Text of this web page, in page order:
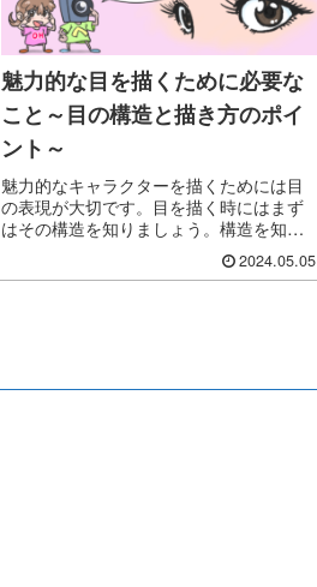
魅力的な目を描くために必要な
こと～目の構造と描き方のポイ
ント～
魅力的なキャラクターを描くためには目
の表現が大切です。目を描く時にはまず
はその構造を知りましょう。構造を知れ
ば立体的で魅力的な目が描けるようにな
2024.05.05